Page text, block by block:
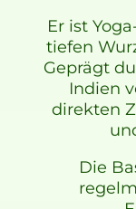
Er ist
tiefen
Geprägt
Indien
direkten
Die